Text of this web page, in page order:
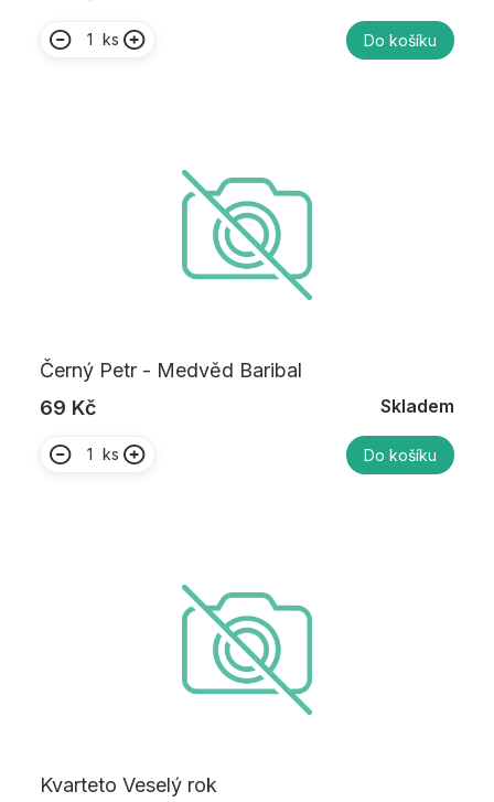
ks Do košíku
Černý Petr - Medvěd Baribal
69 Kč
Skladem
ks Do košíku
Kvarteto Veselý rok